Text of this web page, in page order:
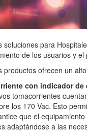
soluciones para
de los usuarios y el
productos ofrecen un
con indicador de
tomacorrientes
los 170 Vac. Esto
que el
adaptándose a las